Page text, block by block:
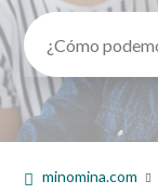
minomina.com